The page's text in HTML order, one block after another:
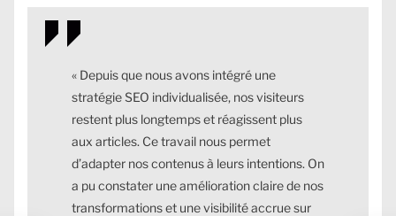
« Depuis que nous avons intégré une
stratégie SEO individualisée, nos visiteurs
restent plus longtemps et réagissent plus
aux articles. Ce travail nous permet
d’adapter nos contenus à leurs intentions. On
a pu constater une amélioration claire de nos
transformations et une visibilité accrue sur